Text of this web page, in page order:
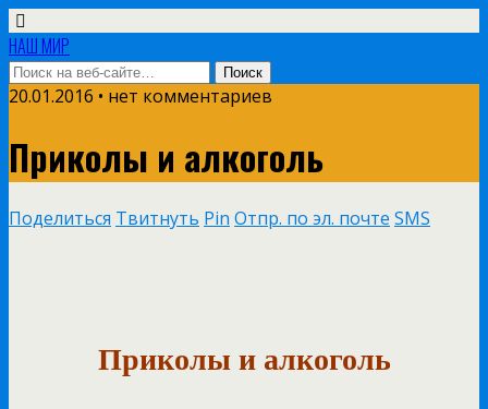
НАШ МИР
20.01.2016 • нет комментариев
Приколы и алкоголь
Поделиться Твитнуть Pin Отпр. по эл. почте SMS
Приколы и алкоголь